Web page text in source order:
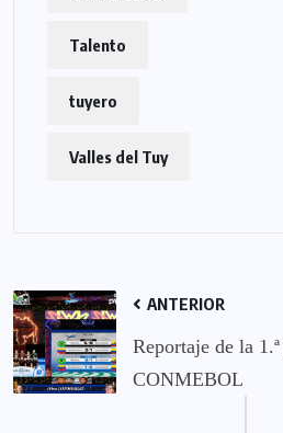
Talento
tuyero
Valles del Tuy
ANTERIOR
Reportaje de la
CONMEBOL